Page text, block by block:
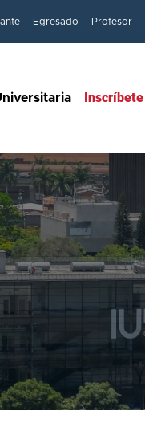
Egresado Profesor
Inscríbete